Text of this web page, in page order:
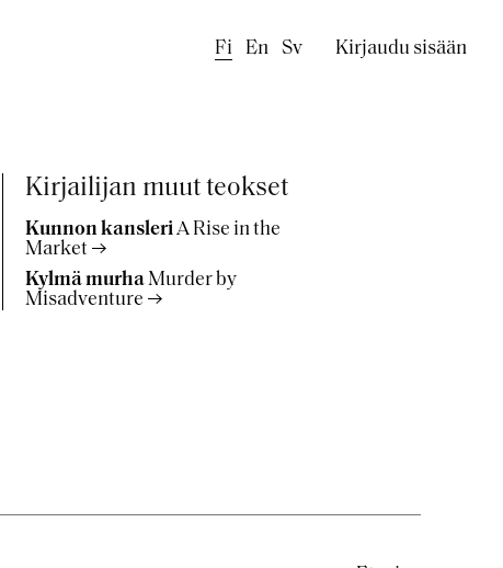
Fi En Sv Kirjaudu sisään
Kirjailijan muut teokset
Kunnon kansleriA Rise in the
Market
Kylmä murhaMurder by
Misadventure